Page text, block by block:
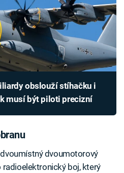
musí být piloti precizní
dvoumotorový
boj, který